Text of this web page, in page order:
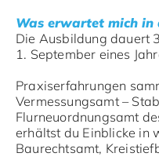
Was erwartet mich in
Die Ausbildung dauert
1. September eines
Praxiserfahrungen
Vermessungsamt –
Flurneuordnungsamt
erhältst du Einblicke in
Baurechtsamt,